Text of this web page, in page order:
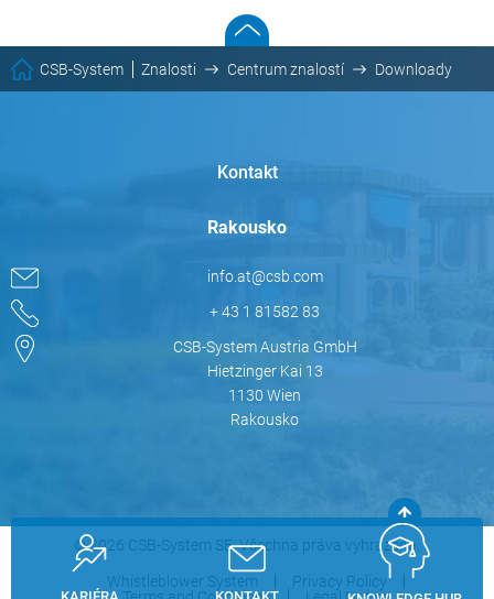
CSB-System Znalosti Centrum znalostí Downloady
Kontakt
Rakousko
info.at@csb.com
+ 43 1 81582 83
CSB-System Austria GmbH
Hietzinger Kai 13
1130 Wien
Rakousko
© 2026 CSB-System SE. Všechna práva vyhrazena.
Whistleblower System
Privacy Policy